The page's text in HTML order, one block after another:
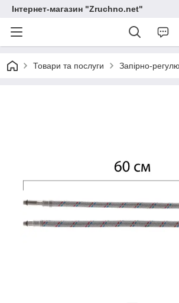
Інтернет-магазин "Zruchno.net"
Товари та послуги Запірно-